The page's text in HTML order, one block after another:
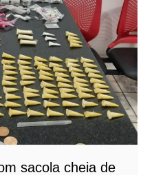
sacola cheia de